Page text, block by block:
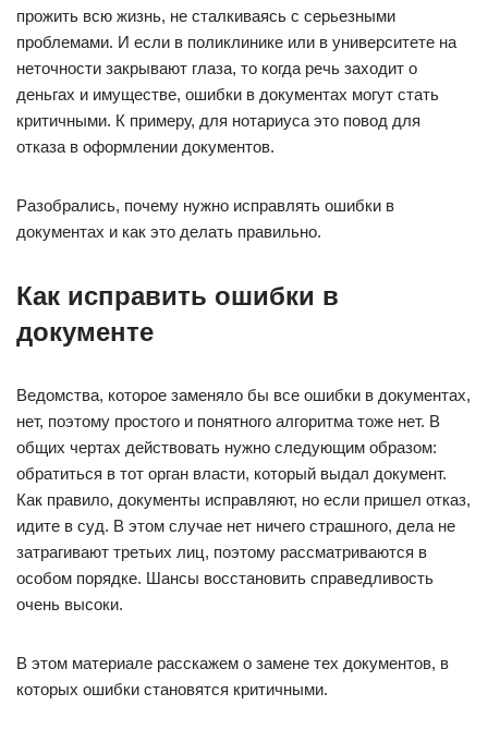
прожить всю жизнь, не сталкиваясь с серьезными
проблемами. И если в поликлинике или в университете на
неточности закрывают глаза, то когда речь заходит о
деньгах и имуществе, ошибки в документах могут стать
критичными. К примеру, для нотариуса это повод для
отказа в оформлении документов.
Разобрались, почему нужно исправлять ошибки в
документах и как это делать правильно.
Как исправить ошибки в
документе
Ведомства, которое заменяло бы все ошибки в документах,
нет, поэтому простого и понятного алгоритма тоже нет. В
общих чертах действовать нужно следующим образом:
обратиться в тот орган власти, который выдал документ.
Как правило, документы исправляют, но если пришел отказ,
идите в суд. В этом случае нет ничего страшного, дела не
затрагивают третьих лиц, поэтому рассматриваются в
особом порядке. Шансы восстановить справедливость
очень высоки.
В этом материале расскажем о замене тех документов, в
которых ошибки становятся критичными.